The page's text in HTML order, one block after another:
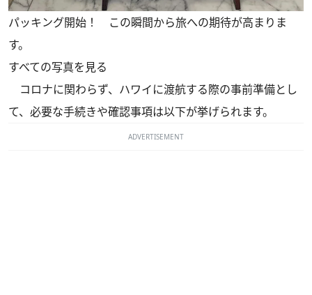
パッキング開始！ この瞬間から旅への期待が高まりま
す。
すべての写真を見る
コロナに関わらず、ハワイに渡航する際の事前準備とし
て、必要な手続きや確認事項は以下が挙げられます。
ADVERTISEMENT